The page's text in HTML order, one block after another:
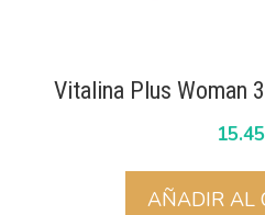
Vitalina Plus Woman
15.45
AÑADIR AL